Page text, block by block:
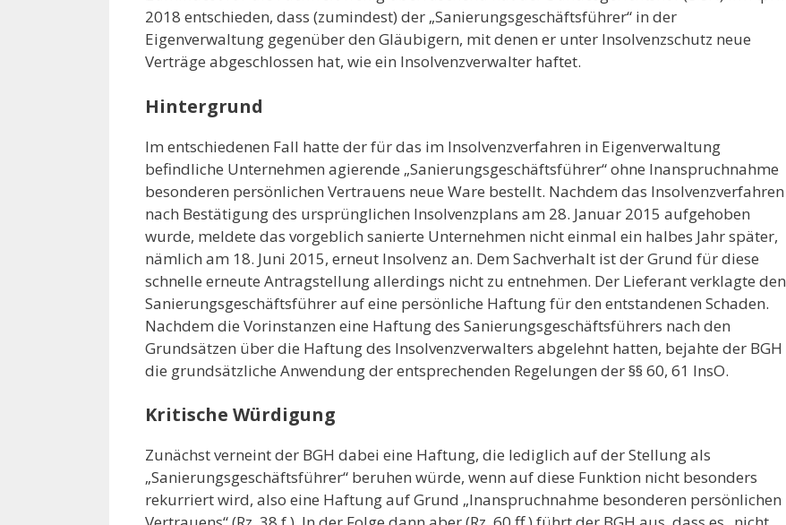
2018 entschieden, dass (zumindest) der „Sanierungsgeschäftsführer“ in der
Eigenverwaltung gegenüber den Gläubigern, mit denen er unter Insolvenzschutz neue
Verträge abgeschlossen hat, wie ein Insolvenzverwalter haftet.
Hintergrund
Im entschiedenen Fall hatte der für das im Insolvenzverfahren in Eigenverwaltung
befindliche Unternehmen agierende „Sanierungsgeschäftsführer“ ohne Inanspruchnahme
besonderen persönlichen Vertrauens neue Ware bestellt. Nachdem das Insolvenzverfahren
nach Bestätigung des ursprünglichen Insolvenzplans am 28. Januar 2015 aufgehoben
wurde, meldete das vorgeblich sanierte Unternehmen nicht einmal ein halbes Jahr später,
nämlich am 18. Juni 2015, erneut Insolvenz an. Dem Sachverhalt ist der Grund für diese
schnelle erneute Antragstellung allerdings nicht zu entnehmen. Der Lieferant verklagte den
Sanierungsgeschäftsführer auf eine persönliche Haftung für den entstandenen Schaden.
Nachdem die Vorinstanzen eine Haftung des Sanierungsgeschäftsführers nach den
Grundsätzen über die Haftung des Insolvenzverwalters abgelehnt hatten, bejahte der BGH
die grundsätzliche Anwendung der entsprechenden Regelungen der §§ 60, 61 InsO.
Kritische Würdigung
Zunächst verneint der BGH dabei eine Haftung, die lediglich auf der Stellung als
„Sanierungsgeschäftsführer“ beruhen würde, wenn auf diese Funktion nicht besonders
rekurriert wird, also eine Haftung auf Grund „Inanspruchnahme besonderen persönlichen